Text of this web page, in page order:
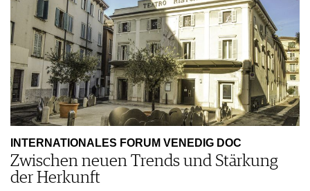
INTERNATIONALES FORUM VENEDIG DOC
Zwischen neuen Trends und Stärkung
der Herkunft